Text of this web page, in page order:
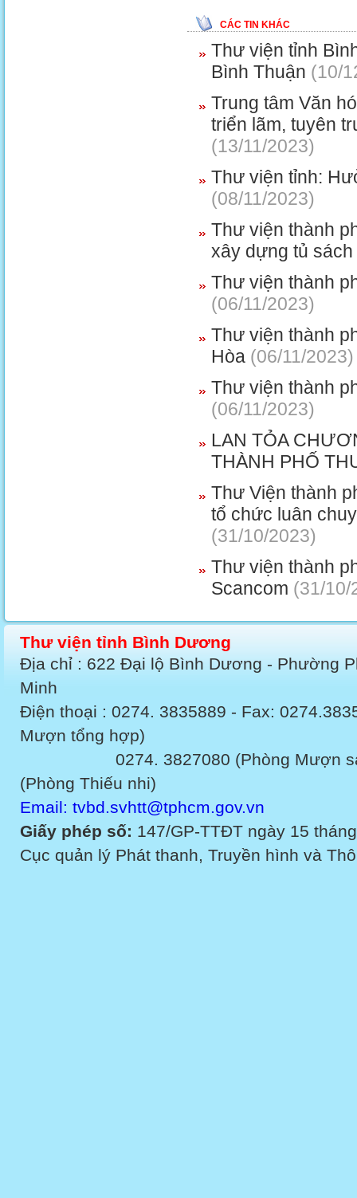
CÁC TIN KHÁC
Thư viện tỉnh
Bình Thuận (10/
Trung tâm Văn
triển lãm, tuyên
(13/11/2023)
Thư viện tỉnh:
(08/11/2023)
Thư viện thành
xây dựng tủ
Thư viện thành
(06/11/2023)
Thư viện thành
Hòa (06/11/2023)
Thư viện thành
(06/11/2023)
LAN TỎA
THÀNH PHỐ
Thư Viện thành
tổ chức luân
(31/10/2023)
Thư viện thành
Scancom (31/10/
Thư viện tỉnh Bình Dương
Địa chỉ : 622 Đại lộ Bình Dương - Phường
Minh
Điện thoại : 0274. 3835889 - Fax:
Mượn tổng hợp)
0274. 3827080 (Phòng Mượn sách
(Phòng Thiếu nhi)
Email: tvbd.svhtt@tphcm.gov.vn
Giấy phép số: 147/GP-TTĐT ngày 15
Cục quản lý Phát thanh, Truyền hình và